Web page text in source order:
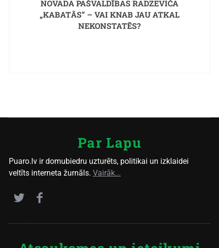
NOVADA PAŠVALDĪBAS RADZEVIČA
„KABATĀS” – VAI KNAB JAU ATKAL
NEKONSTATĒS?
Par Lapu
Puaro.lv ir domubiedru uzturēts, politikai un izklaidei
veltīts interneta žurnāls. Vairāk...